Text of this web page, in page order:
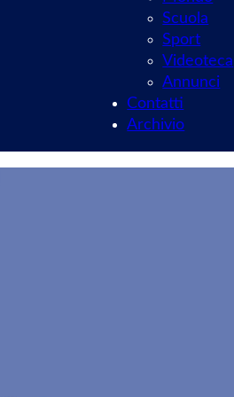
Scuola
Sport
Videoteca
Annunci
Contatti
Archivio